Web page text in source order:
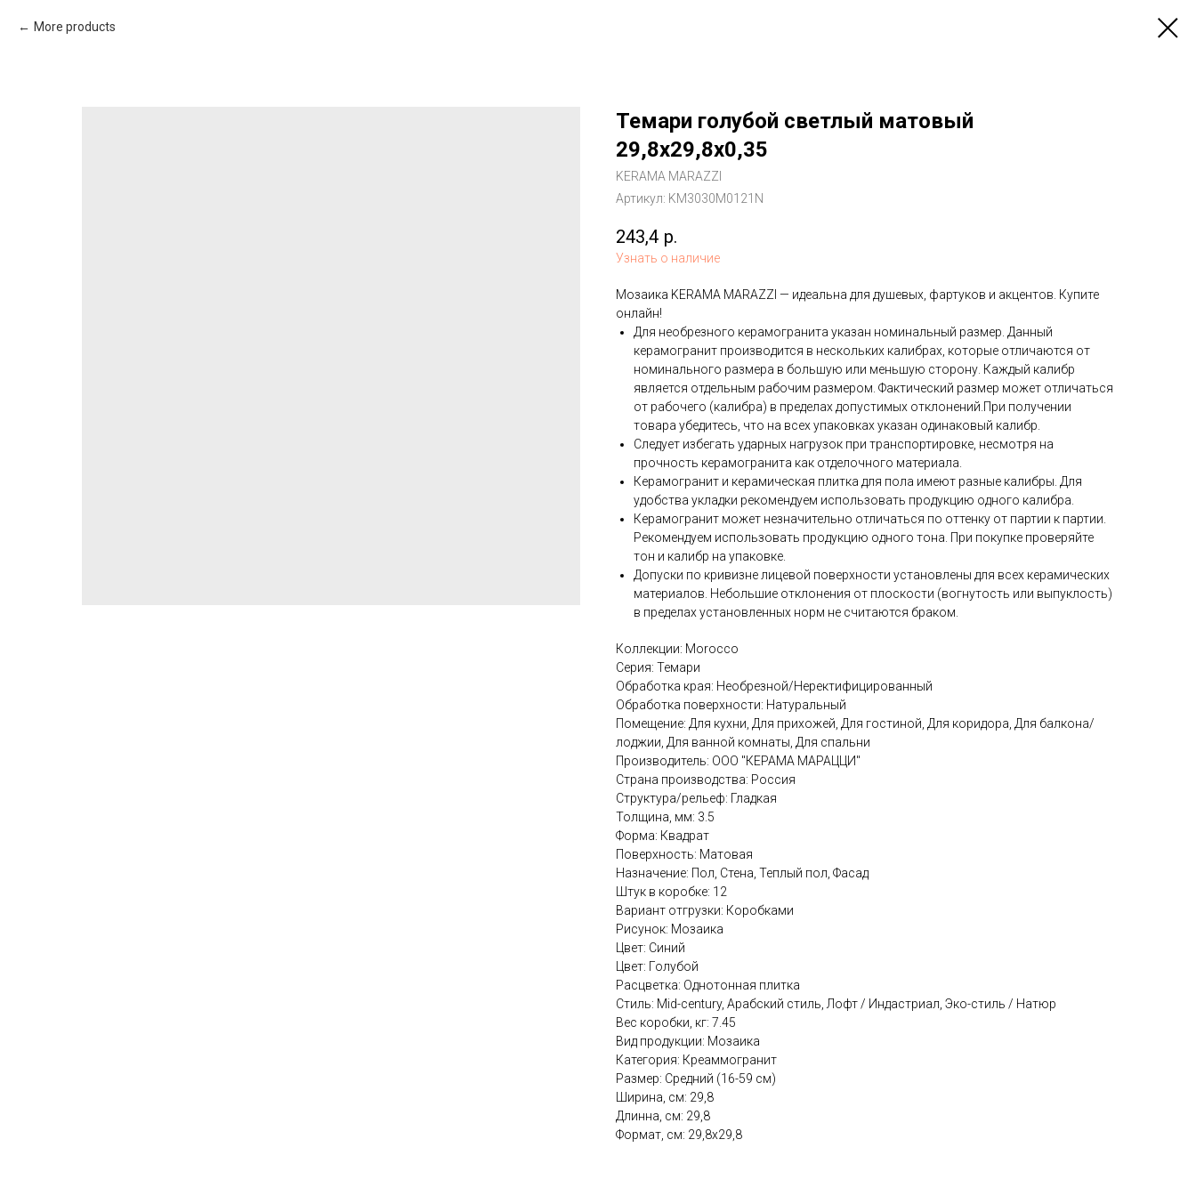
More products
Темари голубой светлый матовый
29,8x29,8x0,35
KERAMA MARAZZI
Артикул: KM3030M0121N
243,4 р.
Узнать о наличие
Мозаика KERAMA MARAZZI — идеальна для душевых, фартуков и акцентов. Купите
онлайн!
Для необрезного керамогранита указан номинальный размер. Данный
керамогранит производится в нескольких калибрах, которые отличаются от
номинального размера в большую или меньшую сторону. Каждый калибр
является отдельным рабочим размером. Фактический размер может отличаться
от рабочего (калибра) в пределах допустимых отклонений.При получении
товара убедитесь, что на всех упаковках указан одинаковый калибр.
Следует избегать ударных нагрузок при транспортировке, несмотря на
прочность керамогранита как отделочного материала.
Керамогранит и керамическая плитка для пола имеют разные калибры. Для
удобства укладки рекомендуем использовать продукцию одного калибра.
Керамогранит может незначительно отличаться по оттенку от партии к партии.
Рекомендуем использовать продукцию одного тона. При покупке проверяйте
тон и калибр на упаковке.
Допуски по кривизне лицевой поверхности установлены для всех керамических
материалов. Небольшие отклонения от плоскости (вогнутость или выпуклость)
в пределах установленных норм не считаются браком.
Коллекции: Morocco
Серия: Темари
Обработка края: Необрезной/Неректифицированный
Обработка поверхности: Натуральный
Помещение: Для кухни, Для прихожей, Для гостиной, Для коридора, Для балкона/
лоджии, Для ванной комнаты, Для спальни
Производитель: ООО "КЕРАМА МАРАЦЦИ"
Страна производства: Россия
Структура/рельеф: Гладкая
Толщина, мм: 3.5
Форма: Квадрат
Поверхность: Матовая
Назначение: Пол, Стена, Теплый пол, Фасад
Штук в коробке: 12
Вариант отгрузки: Коробками
Рисунок: Мозаика
Цвет: Синий
Цвет: Голубой
Расцветка: Однотонная плитка
Стиль: Mid-century, Арабский стиль, Лофт / Индастриал, Эко-стиль / Натюр
Вес коробки, кг: 7.45
Вид продукции: Мозаика
Категория: Креаммогранит
Размер: Средний (16-59 см)
Ширина, см: 29,8
Длинна, см: 29,8
Формат, см: 29,8x29,8